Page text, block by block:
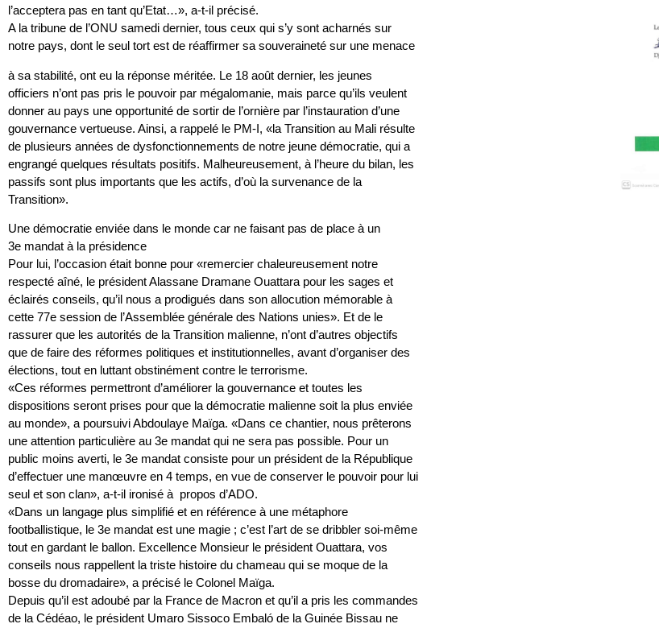
l’acceptera pas en tant qu’Etat…», a-t-il précisé.
A la tribune de l’ONU samedi dernier, tous ceux qui s’y sont acharnés sur
notre pays, dont le seul tort est de réaffirmer sa souveraineté sur une menace
à sa stabilité, ont eu la réponse méritée. Le 18 août dernier, les jeunes
officiers n’ont pas pris le pouvoir par mégalomanie, mais parce qu’ils veulent
donner au pays une opportunité de sortir de l’ornière par l’instauration d’une
gouvernance vertueuse. Ainsi, a rappelé le PM-I, «la Transition au Mali résulte
de plusieurs années de dysfonctionnements de notre jeune démocratie, qui a
engrangé quelques résultats positifs. Malheureusement, à l’heure du bilan, les
passifs sont plus importants que les actifs, d’où la survenance de la
Transition».
Une démocratie enviée dans le monde car ne faisant pas de place à un
3e mandat à la présidence
Pour lui, l’occasion était bonne pour «remercier chaleureusement notre
respecté aîné, le président Alassane Dramane Ouattara pour les sages et
éclairés conseils, qu’il nous a prodigués dans son allocution mémorable à
cette 77e session de l’Assemblée générale des Nations unies». Et de le
rassurer que les autorités de la Transition malienne, n’ont d’autres objectifs
que de faire des réformes politiques et institutionnelles, avant d’organiser des
élections, tout en luttant obstinément contre le terrorisme.
«Ces réformes permettront d’améliorer la gouvernance et toutes les
dispositions seront prises pour que la démocratie malienne soit la plus enviée
au monde», a poursuivi Abdoulaye Maïga. «Dans ce chantier, nous prêterons
une attention particulière au 3e mandat qui ne sera pas possible. Pour un
public moins averti, le 3e mandat consiste pour un président de la République
d’effectuer une manœuvre en 4 temps, en vue de conserver le pouvoir pour lui
seul et son clan», a-t-il ironisé à propos d’ADO.
«Dans un langage plus simplifié et en référence à une métaphore
footballistique, le 3e mandat est une magie ; c’est l’art de se dribbler soi-même
tout en gardant le ballon. Excellence Monsieur le président Ouattara, vos
conseils nous rappellent la triste histoire du chameau qui se moque de la
bosse du dromadaire», a précisé le Colonel Maïga.
Depuis qu’il est adoubé par la France de Macron et qu’il a pris les commandes
de la Cédéao, le président Umaro Sissoco Embaló de la Guinée Bissau ne